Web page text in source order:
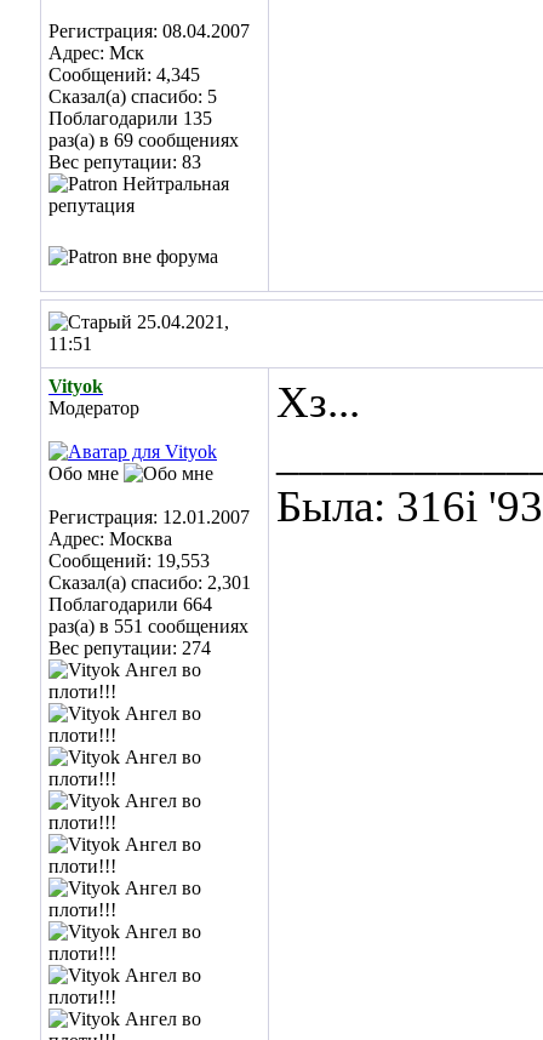
Регистрация: 08.04.2007
Адрес: Мск
Сообщений: 4,345
Сказал(а) спасибо: 5
Поблагодарили 135
раз(а) в 69 сообщениях
Вес репутации: 83
25.04.2021,
11:51
Vityok
Модератор
Обо мне
Регистрация: 12.01.2007
Адрес: Москва
Сообщений: 19,553
Сказал(а) спасибо: 2,301
Поблагодарили 664
раз(а) в 551 сообщениях
Вес репутации: 274
Хз...
Была: 316i